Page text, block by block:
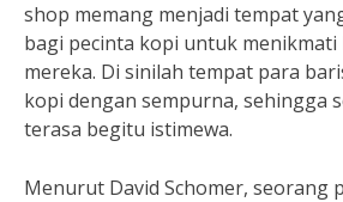
shop memang menjadi tempat
bagi pecinta kopi untuk menikmati
mereka. Di sinilah tempat para
kopi dengan sempurna, sehingga
terasa begitu istimewa.
Menurut David Schomer, seorang